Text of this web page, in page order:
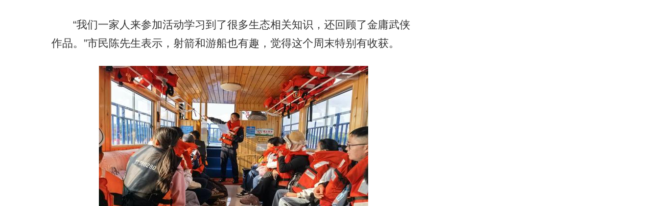
“我们一家人来参加活动学习到了很多生态相关知识，还回顾了金庸武侠
作品。”市民陈先生表示，射箭和游船也有趣，觉得这个周末特别有收获。